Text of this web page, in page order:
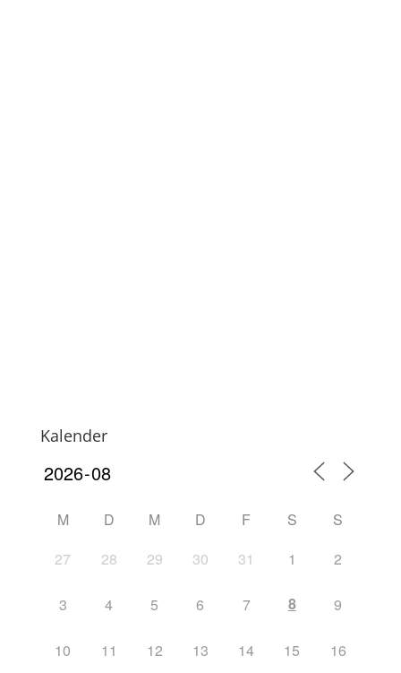
Kalender
M D M D F S
S
27
28 29 30 31 1 2
3 4 5 6 7 8 9
10 11 12 13 14 15 16